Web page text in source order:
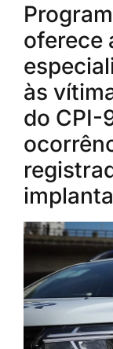
oferece
às
do CPI-